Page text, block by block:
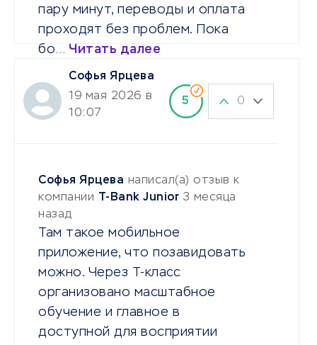
пару минут, переводы и оплата
проходят без проблем. Пока
бо… Читать далее
Софья Ярцева
19 мая 2026 в
10:07
5 0
Софья Ярцева написал(а) отзыв к
компании
T-Bank Junior 3 месяца
назад
Там такое мобильное
приложение, что позавидовать
можно. Через Т-класс
организовано масштабное
обучение и главное в
доступной для восприятии